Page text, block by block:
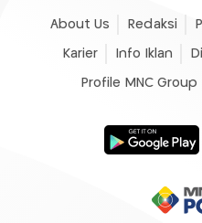
About Us Redaksi
Karier Info Iklan
Profile MNC Group